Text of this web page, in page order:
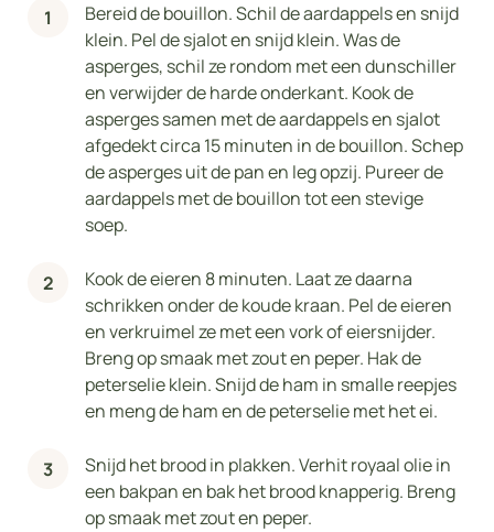
Bereid de bouillon. Schil de aardappels en snijd
klein. Pel de sjalot en snijd klein. Was de
asperges, schil ze rondom met een dunschiller
en verwijder de harde onderkant. Kook de
asperges samen met de aardappels en sjalot
afgedekt circa 15 minuten in de bouillon. Schep
de asperges uit de pan en leg opzij. Pureer de
aardappels met de bouillon tot een stevige
soep.
Kook de eieren 8 minuten. Laat ze daarna
schrikken onder de koude kraan. Pel de eieren
en verkruimel ze met een vork of eiersnijder.
Breng op smaak met zout en peper. Hak de
peterselie klein. Snijd de ham in smalle reepjes
en meng de ham en de peterselie met het ei.
Snijd het brood in plakken. Verhit royaal olie in
een bakpan en bak het brood knapperig. Breng
op smaak met zout en peper.